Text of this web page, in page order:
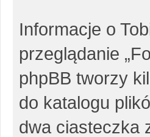
Informacje o
przeglądanie
phpBB tworzy
do katalogu
dwa ciasteczka